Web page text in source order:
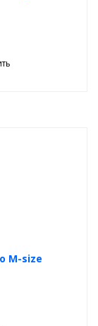
M-size